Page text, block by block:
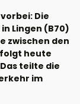
Die
Lingen (B70)
zwischen den
heute
teilte die
im